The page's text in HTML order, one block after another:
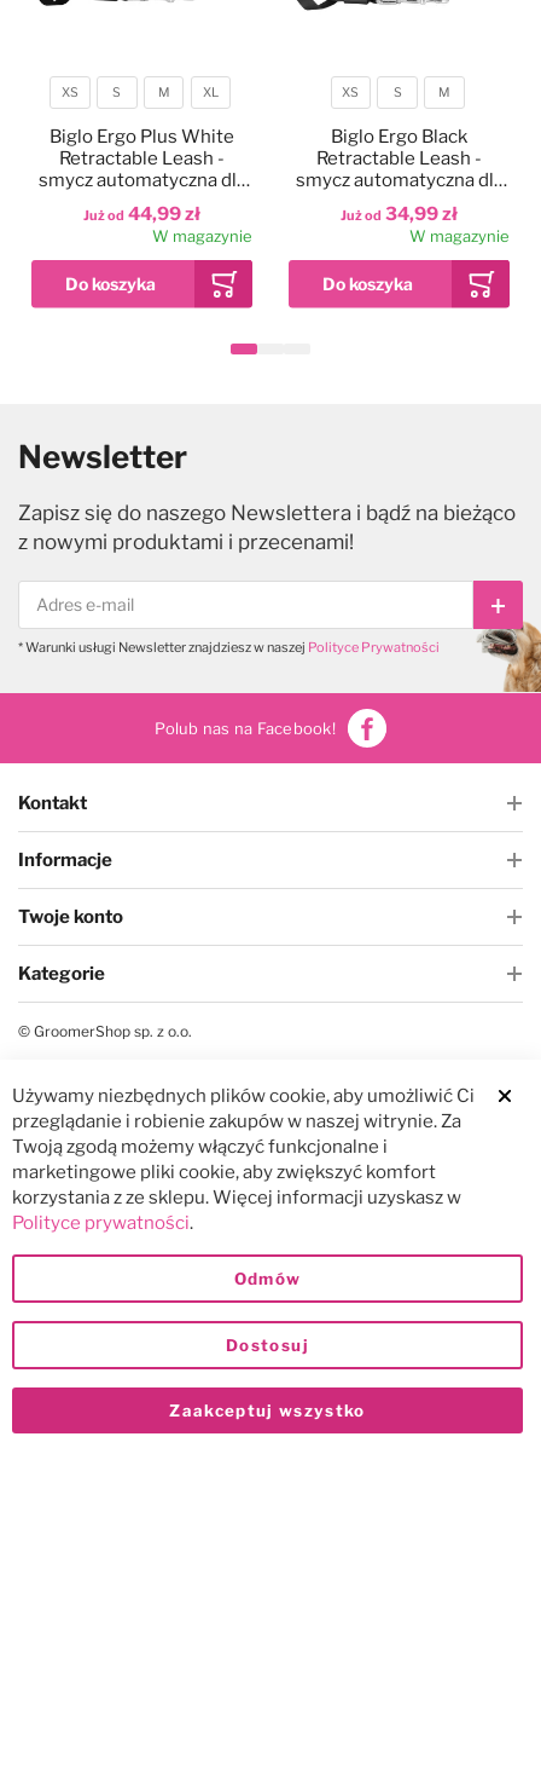
Rozmiar
XS S M XL
Już od 44,99 zł
Biglo Ergo Plus White
Retractable Leash -
smycz automatyczna dla
psa, taśmowa, z
antypoślizgowym
uchwytemW magazynie
Rozmiar
XS S M
Już od 34,99 zł
Biglo Ergo Black
Retractable Leash -
smycz automatyczna dla
psa, taśmowa, z
ergonomicznym
uchwytemW magazynie
Newsletter
Zapisz się do naszego Newslettera i bądź na bieżąco
z nowymi produktami i przecenami!
* Warunki usługi Newsletter znajdziesz w naszej Polityce Prywatności
Polub nas na Facebook!
Kontakt
Informacje
Twoje konto
Kategorie
© GroomerShop sp. z o.o.
Używamy niezbędnych plików cookie, aby umożliwić Ci
przeglądanie i robienie zakupów w naszej witrynie. Za
Twoją zgodą możemy włączyć funkcjonalne i
marketingowe pliki cookie, aby zwiększyć komfort
korzystania z ze sklepu. Więcej informacji uzyskasz w
Polityce prywatności.
Zaakceptuj wszystko
Dostosuj
Odmów